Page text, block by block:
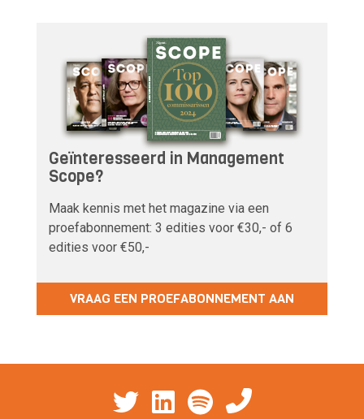
Geïnteresseerd in Management
Scope?
Maak kennis met het magazine via een
proefabonnement: 3 edities voor €30,- of 6
edities voor €50,-
VRAAG EEN PROEFABONNEMENT AAN